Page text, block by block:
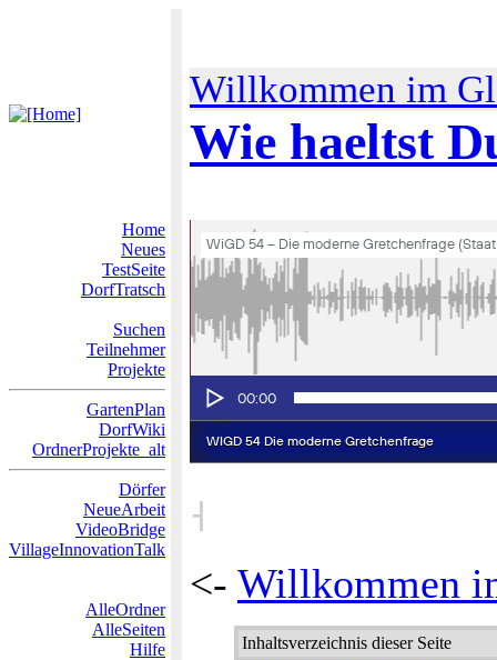
Willkommen im
Wie haeltst
Home
Neues
TestSeite
DorfTratsch
Suchen
Teilnehmer
Projekte
GartenPlan
DorfWiki
OrdnerProjekte_alt
Dörfer
NeueArbeit
VideoBridge
VillageInnovationTalk
AlleOrdner
AlleSeiten
Hilfe
˧
<- Willkommen
Inhaltsverzeichnis dieser Seite